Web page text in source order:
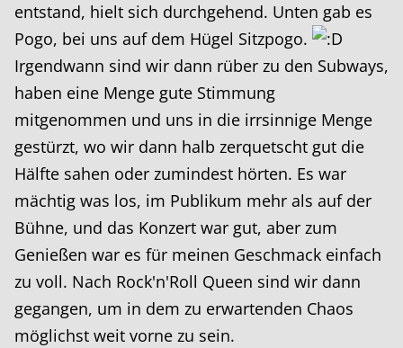
entstand, hielt sich durchgehend. Unten gab es
Pogo, bei uns auf dem Hügel Sitzpogo.
Irgendwann sind wir dann rüber zu den Subways,
haben eine Menge gute Stimmung
mitgenommen und uns in die irrsinnige Menge
gestürzt, wo wir dann halb zerquetscht gut die
Hälfte sahen oder zumindest hörten. Es war
mächtig was los, im Publikum mehr als auf der
Bühne, und das Konzert war gut, aber zum
Genießen war es für meinen Geschmack einfach
zu voll. Nach Rock'n'Roll Queen sind wir dann
gegangen, um in dem zu erwartenden Chaos
möglichst weit vorne zu sein.